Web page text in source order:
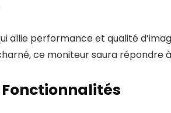
allie performance et qualité
ce moniteur saura répondre